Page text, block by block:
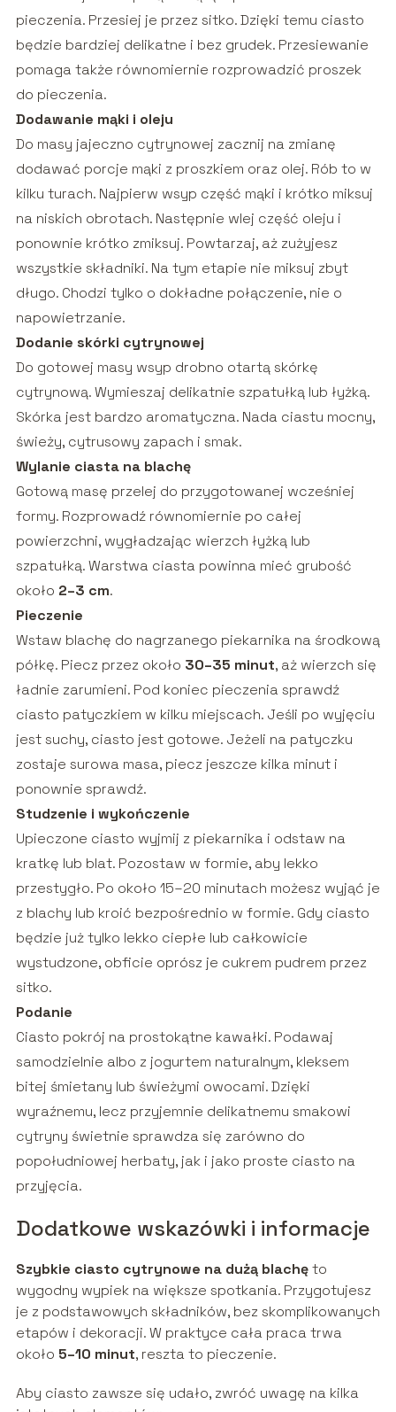
pieczenia. Przesiej je przez sitko. Dzięki temu ciasto
będzie bardziej delikatne i bez grudek. Przesiewanie
pomaga także równomiernie rozprowadzić proszek
do pieczenia.
Dodawanie mąki i oleju
Do masy jajeczno cytrynowej zacznij na zmianę
dodawać porcje mąki z proszkiem oraz olej. Rób to w
kilku turach. Najpierw wsyp część mąki i krótko miksuj
na niskich obrotach. Następnie wlej część oleju i
ponownie krótko zmiksuj. Powtarzaj, aż zużyjesz
wszystkie składniki. Na tym etapie nie miksuj zbyt
długo. Chodzi tylko o dokładne połączenie, nie o
napowietrzanie.
Dodanie skórki cytrynowej
Do gotowej masy wsyp drobno otartą skórkę
cytrynową. Wymieszaj delikatnie szpatułką lub łyżką.
Skórka jest bardzo aromatyczna. Nada ciastu mocny,
świeży, cytrusowy zapach i smak.
Wylanie ciasta na blachę
Gotową masę przelej do przygotowanej wcześniej
formy. Rozprowadź równomiernie po całej
powierzchni, wygładzając wierzch łyżką lub
szpatułką. Warstwa ciasta powinna mieć grubość
około 2–3 cm.
Pieczenie
Wstaw blachę do nagrzanego piekarnika na środkową
półkę. Piecz przez około 30–35 minut, aż wierzch się
ładnie zarumieni. Pod koniec pieczenia sprawdź
ciasto patyczkiem w kilku miejscach. Jeśli po wyjęciu
jest suchy, ciasto jest gotowe. Jeżeli na patyczku
zostaje surowa masa, piecz jeszcze kilka minut i
ponownie sprawdź.
Studzenie i wykończenie
Upieczone ciasto wyjmij z piekarnika i odstaw na
kratkę lub blat. Pozostaw w formie, aby lekko
przestygło. Po około 15–20 minutach możesz wyjąć je
z blachy lub kroić bezpośrednio w formie. Gdy ciasto
będzie już tylko lekko ciepłe lub całkowicie
wystudzone, obficie oprósz je cukrem pudrem przez
sitko.
Podanie
Ciasto pokrój na prostokątne kawałki. Podawaj
samodzielnie albo z jogurtem naturalnym, kleksem
bitej śmietany lub świeżymi owocami. Dzięki
wyraźnemu, lecz przyjemnie delikatnemu smakowi
cytryny świetnie sprawdza się zarówno do
popołudniowej herbaty, jak i jako proste ciasto na
przyjęcia.
Dodatkowe wskazówki i informacje
Szybkie ciasto cytrynowe na dużą blachęto
wygodny wypiek na większe spotkania. Przygotujesz
je z podstawowych składników, bez skomplikowanych
etapów i dekoracji. W praktyce cała praca trwa
około 5–10 minut, reszta to pieczenie.
Aby ciasto zawsze się udało, zwróć uwagę na kilka